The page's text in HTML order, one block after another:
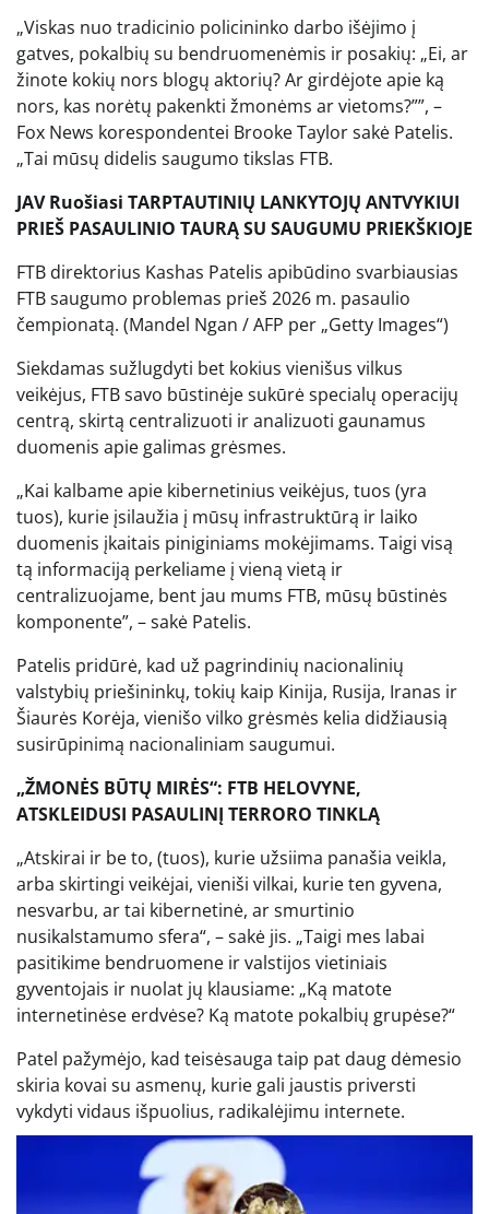
„Viskas nuo tradicinio policininko darbo išėjimo į
gatves, pokalbių su bendruomenėmis ir posakių: „Ei, ar
žinote kokių nors blogų aktorių? Ar girdėjote apie ką
nors, kas norėtų pakenkti žmonėms ar vietoms?””, –
Fox News korespondentei Brooke Taylor sakė Patelis.
„Tai mūsų didelis saugumo tikslas FTB.
JAV Ruošiasi TARPTAUTINIŲ LANKYTOJŲ ANTVYKIUI
PRIEŠ PASAULINIO TAURĄ SU SAUGUMU PRIEKŠKIOJE
FTB direktorius Kashas Patelis apibūdino svarbiausias
FTB saugumo problemas prieš 2026 m. pasaulio
čempionatą. (Mandel Ngan / AFP per „Getty Images“)
Siekdamas sužlugdyti bet kokius vienišus vilkus
veikėjus, FTB savo būstinėje sukūrė specialų operacijų
centrą, skirtą centralizuoti ir analizuoti gaunamus
duomenis apie galimas grėsmes.
„Kai kalbame apie kibernetinius veikėjus, tuos (yra
tuos), kurie įsilaužia į mūsų infrastruktūrą ir laiko
duomenis įkaitais piniginiams mokėjimams. Taigi visą
tą informaciją perkeliame į vieną vietą ir
centralizuojame, bent jau mums FTB, mūsų būstinės
komponente”, – sakė Patelis.
Patelis pridūrė, kad už pagrindinių nacionalinių
valstybių priešininkų, tokių kaip Kinija, Rusija, Iranas ir
Šiaurės Korėja, vienišo vilko grėsmės kelia didžiausią
susirūpinimą nacionaliniam saugumui.
„ŽMONĖS BŪTŲ MIRĖS“: FTB HELOVYNE,
ATSKLEIDUSI PASAULINĮ TERRORO TINKLĄ
„Atskirai ir be to, (tuos), kurie užsiima panašia veikla,
arba skirtingi veikėjai, vieniši vilkai, kurie ten gyvena,
nesvarbu, ar tai kibernetinė, ar smurtinio
nusikalstamumo sfera“, – sakė jis. „Taigi mes labai
pasitikime bendruomene ir valstijos vietiniais
gyventojais ir nuolat jų klausiame: „Ką matote
internetinėse erdvėse? Ką matote pokalbių grupėse?“
Patel pažymėjo, kad teisėsauga taip pat daug dėmesio
skiria kovai su asmenų, kurie gali jaustis priversti
vykdyti vidaus išpuolius, radikalėjimu internete.